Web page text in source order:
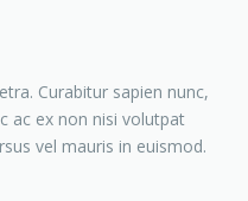
Curabitur sapien nunc,
ac ex non nisi volutpat
vel mauris in euismod.